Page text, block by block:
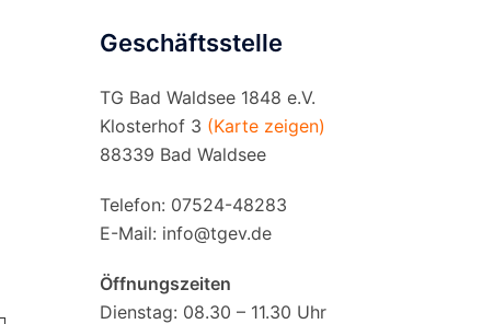
Geschäftsstelle
TG Bad Waldsee 1848 e.V.
Klosterhof 3 (Karte zeigen)
88339 Bad Waldsee
Telefon: 07524-48283
E-Mail: info@tgev.de
Öffnungszeiten
Dienstag: 08.30 – 11.30 Uhr